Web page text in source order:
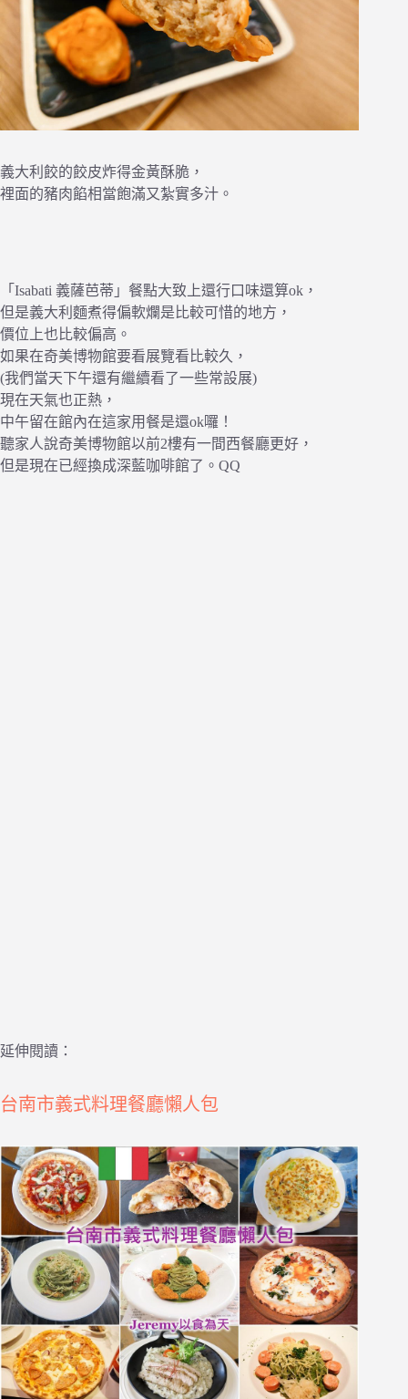
義大利餃的餃皮炸得金黃酥脆，
裡面的豬肉餡相當飽滿又紮實多汁。
「Isabati 義薩芭蒂」餐點大致上還行口味還算ok，
但是義大利麵煮得偏軟爛是比較可惜的地方，
價位上也比較偏高。
如果在奇美博物館要看展覽看比較久，
(我們當天下午還有繼續看了一些常設展)
現在天氣也正熱，
中午留在館內在這家用餐是還ok囉！
聽家人說奇美博物館以前2樓有一間西餐廳更好，
但是現在已經換成深藍咖啡館了。QQ
延伸閱讀：
台南市義式料理餐廳懶人包